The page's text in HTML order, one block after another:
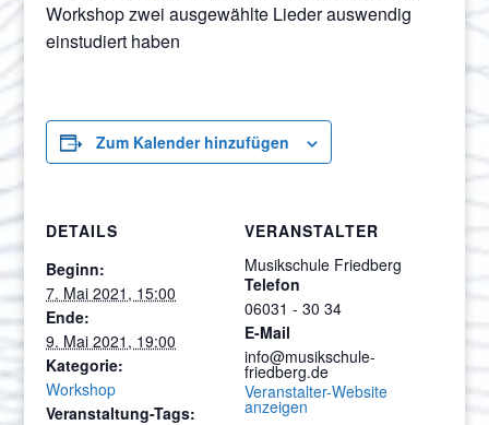
Workshop zwei ausgewählte Lieder auswendig
einstudiert haben
Zum Kalender hinzufügen
DETAILS
Beginn:
7. Mai 2021, 15:00
Ende:
9. Mai 2021, 19:00
Kategorie:
Workshop
Veranstaltung-Tags:
VERANSTALTER
Musikschule Friedberg
Telefon
06031 - 30 34
E-Mail
info@musikschule-
friedberg.de
Veranstalter-Website
anzeigen